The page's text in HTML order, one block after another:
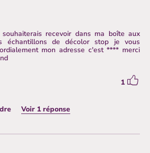
recevoir dans ma boîte aux
échantillons de décolor stop je vous
mon adresse c'est **** merci
1
Belle Adresse
Voir 1 réponse